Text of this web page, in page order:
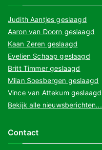
Judith Aantjes geslaagd
Aaron van Doorn geslaagd
Kaan Zeren geslaagd
Evelien Schaap geslaagd
Britt Timmer geslaagd
Milan Soesbergen geslaagd
Vince van Attekum geslaagd
Bekijk alle nieuwsberichten...
Contact